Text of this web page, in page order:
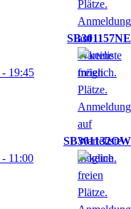
SB301157NE
- 19:45
SB301132OW
- 11:00